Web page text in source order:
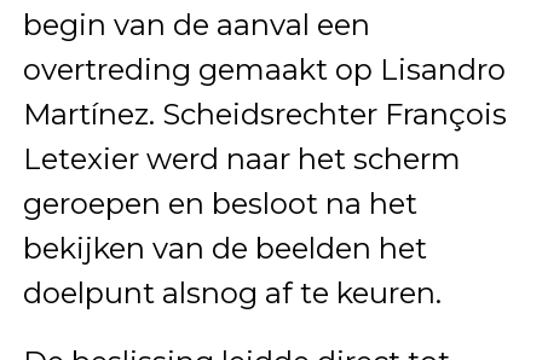
begin van de aanval een
overtreding gemaakt op Lisandro
Martínez. Scheidsrechter François
Letexier werd naar het scherm
geroepen en besloot na het
bekijken van de beelden het
doelpunt alsnog af te keuren.